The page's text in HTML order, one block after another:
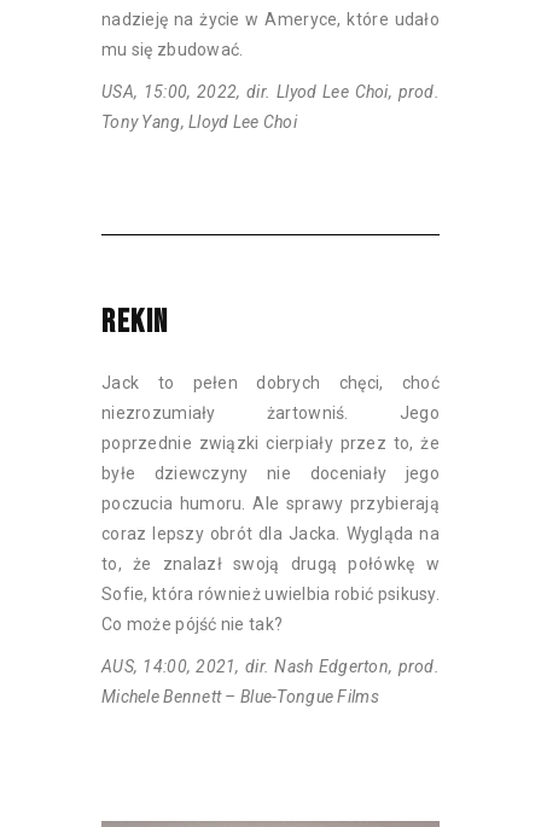
nadzieję na życie w Ameryce, które udało
mu się zbudować.
USA, 15:00, 2022, dir. Llyod Lee Choi, prod.
Tony Yang, Lloyd Lee Choi
REKIN
Jack to pełen dobrych chęci, choć
niezrozumiały żartowniś. Jego
poprzednie związki cierpiały przez to, że
byłe dziewczyny nie doceniały jego
poczucia humoru. Ale sprawy przybierają
coraz lepszy obrót dla Jacka. Wygląda na
to, że znalazł swoją drugą połówkę w
Sofie, która również uwielbia robić psikusy.
Co może pójść nie tak?
AUS, 14:00, 2021, dir. Nash Edgerton, prod.
Michele Bennett – Blue-Tongue Films